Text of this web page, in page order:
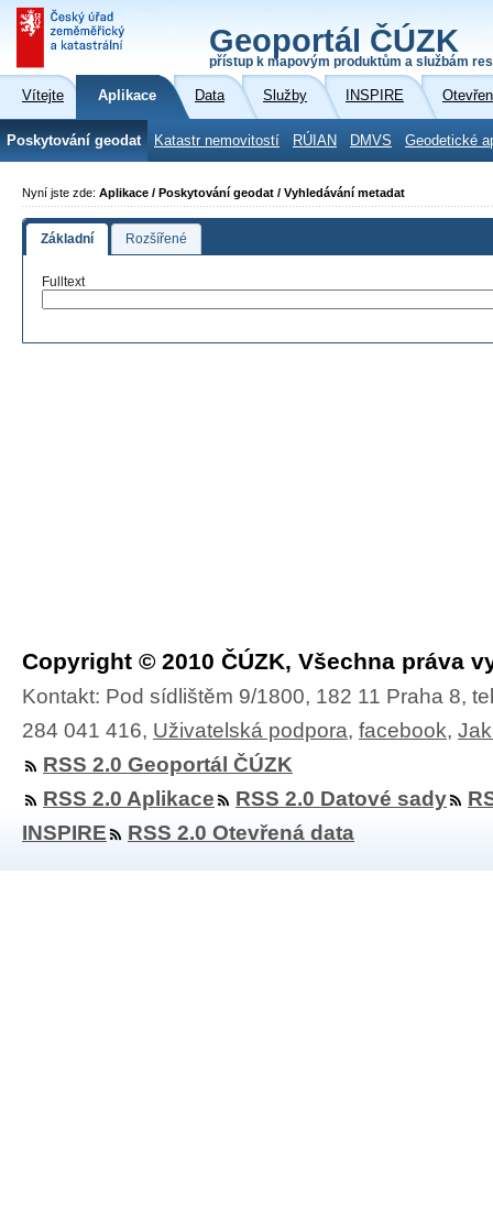
Geoportál ČÚZK
přístup k mapovým produktům a službám
Vítejte Aplikace Data Služby INSPIRE
Poskytování geodat Katastr nemovitostí RÚIAN DMVS Geodetické
Nyní jste zde: Aplikace / Poskytování geodat / Vyhledávání metadat
Základní Rozšířené
Fulltext
Copyright © 2010 ČÚZK, Všechna práva
Kontakt: Pod sídlištěm 9/1800, 182 11 Praha 8,
284 041 416, Uživatelská podpora, facebook,
RSS 2.0 Geoportál ČÚZK
RSS 2.0 Aplikace
RSS 2.0 Datové sady
INSPIRE
RSS 2.0 Otevřená data